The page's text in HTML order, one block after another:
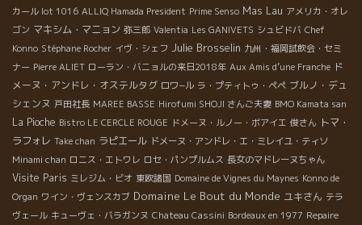
カール lot 1016 ALLIQ Hamada President Prime Senso Mas Lau アメリカ・オレ
ゴン マキシム・マニョン 弥三郎 Valentia Les GANIVETS シュビドバ Chef
Konno Stéphane Rocher イヴ・シェフ Julie Brosselin 九州・福岡試飲会・セミ
ナー Pierre ALIET ローラン・バニョルの来日2018年 Aux Amis d’une Franche ド
メーヌ・アンドレ・オステルタグ ロワ−ル ラ・プティトゥ・ペペ ブルノ・デュ
シェンヌ 戸田社長 MAREE BASSE Hirofumi SHOJI さんご夫妻 BMO Kamata san
La Pioche Bistro LE CERCLE ROUGE ドメーヌ・ルノー・ボアイエ 俊さん トマ・
ラフォレ Take chan ラピエール ドメーヌ・アンドレ・エ・ミレイユ・ティソ
Minami chan ロニス・エトワレ ロセ・パンプルムス 長女のマドレーヌちゃん
Visite Paris ミレジム・ビオ 東欧諸国 Domaine de Vignes du Maynes Konno de
Organ ワイン・ヴェンスカブ Domaine Le Bout du Monde ユキさん テラ
ヴェール キューヴェ・バラガンヌ Chateau Cassini Bordeaux en 1977 Repaire